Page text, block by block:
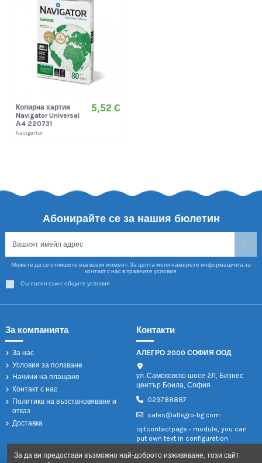
Копирна хартия
Navigator Universal
А4 220731
Navigartor
5,52 €
Абонирайте се за нашия бюлетин
Можете да се отпишете във всеки момент. За целта моля намерете информацията за
контакт с нас в правните условия.
Съгласен съм с общите условия.
За компанията
За нас
Условия за ползване
Начини на плащане
Контакт с нас
Политика на възстановяване и
отказ
Доставка
Контакти
АЛЕГРО 2000 СОФИЯ ООД
ул. Самоковско шосе 2Л, Бизнес
център Боила, София
029788887
sales@allegro-bg.com
iqitcontactpage - module, you can
put own text in configuration
За да ви предостави възможно най-доброто изживяване, този сайт